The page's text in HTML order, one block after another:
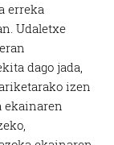
erreka
Udaletxe
dago jada,
izen
ekainaren